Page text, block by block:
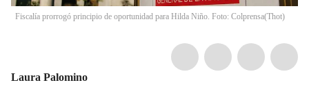
Fiscalía prorrogó principio de oportunidad para Hilda Niño. Foto: Colprensa(Thot)
Laura Palomino